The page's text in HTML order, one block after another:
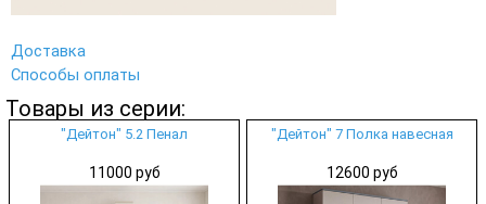
Доставка
Способы оплаты
Товары из серии:
"Дейтон" 5.2 Пенал
11000 руб
"Дейтон" 7 Полка навесная
12600 руб